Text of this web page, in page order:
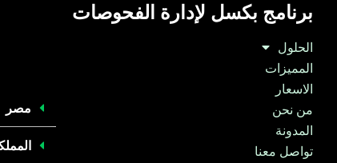
برنامج بكسل لإدارة الفحوصات
الحلول
المميزات
الاسعار
من نحن
المدونة
تواصل معنا
مصر